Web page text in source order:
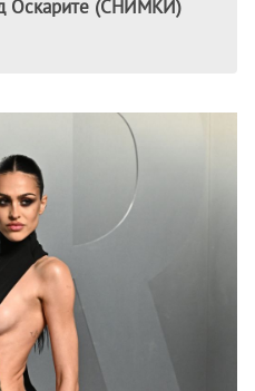
Оскарите (СНИМКИ)